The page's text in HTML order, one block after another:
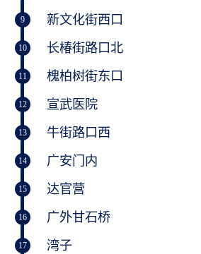
9 新文化街西口
10 长椿街路口北
11 槐柏树街东口
12 宣武医院
13 牛街路口西
14 广安门内
15 达官营
16 广外甘石桥
17 湾子